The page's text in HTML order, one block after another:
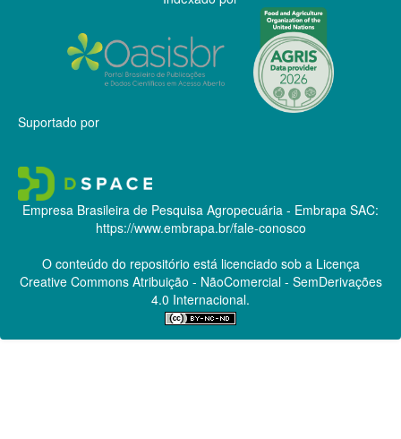
Suportado por
Empresa Brasileira de Pesquisa Agropecuária - Embrapa SAC:
https://www.embrapa.br/fale-conosco
O conteúdo do repositório está licenciado sob a Licença
Creative CommonsAtribuição - NãoComercial - SemDerivações
4.0 Internacional.